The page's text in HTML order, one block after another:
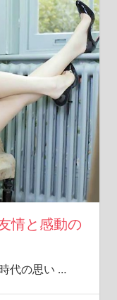
情と感動の
代の思い …